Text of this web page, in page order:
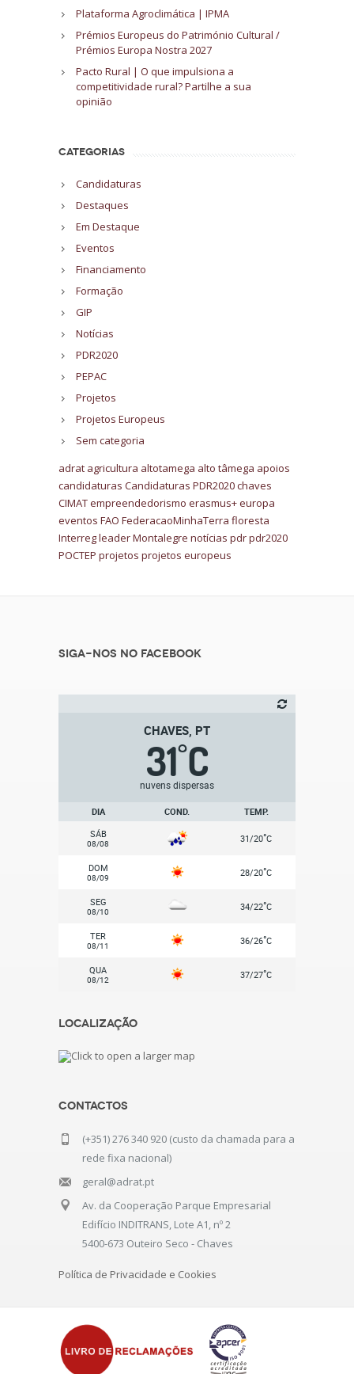
Plataforma Agroclimática | IPMA
Prémios Europeus do Património Cultural /
Prémios Europa Nostra 2027
Pacto Rural | O que impulsiona a
competitividade rural? Partilhe a sua
opinião
CATEGORIAS
Candidaturas
Destaques
Em Destaque
Eventos
Financiamento
Formação
GIP
Notícias
PDR2020
PEPAC
Projetos
Projetos Europeus
Sem categoria
adrat agricultura altotamega alto tâmega apoios
candidaturas Candidaturas PDR2020chaves
CIMATempreendedorismo erasmus+europa
eventos FAO FederacaoMinhaTerra floresta
InterregleaderMontalegre notícias pdrpdr2020
POCTEP projetos projetos europeus
Siga-nos no Facebook
CHAVES, PT
31°C
nuvens dispersas
DIA COND.
TEMP.
SÁB
08/08 31/20°C
DOM
08/09 28/20°C
SEG
08/10 34/22°C
TER
08/11 36/26°C
QUA
08/12 37/27°C
Localização
Contactos
(+351) 276 340 920 (custo da chamada para a
rede fixa nacional)
geral@adrat.pt
Av. da Cooperação Parque Empresarial
Edifício INDITRANS, Lote A1, nº 2
5400-673 Outeiro Seco - Chaves
Política de Privacidade e Cookies